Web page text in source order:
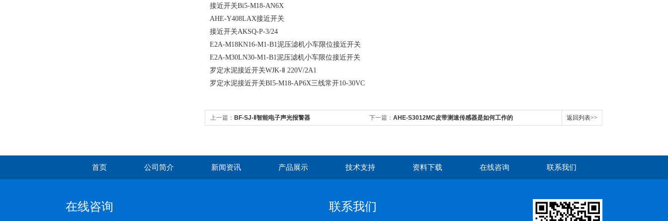
接近开关Bi5-M18-AN6X
AHE-Y408LAX接近开关
接近开关AKSQ-P-3/24
E2A-M18KN16-M1-B1泥压滤机小车限位接近开关
E2A-M30LN30-M1-B1泥压滤机小车限位接近开关
罗定水泥接近开关WJK-Ⅱ 220V/2A1
罗定水泥接近开关BI5-M18-AP6X三线常开10-30VC
上一篇： BF-SJ-Ⅱ智能电子声光报警器 下一篇： AHE-S3012MC皮带测速传感器是如何工作的 返回列表>>
首页 公司简介 新闻资讯 产品展示 技术支持 资料下载 在线咨询 联系我们
在线咨询 联系我们